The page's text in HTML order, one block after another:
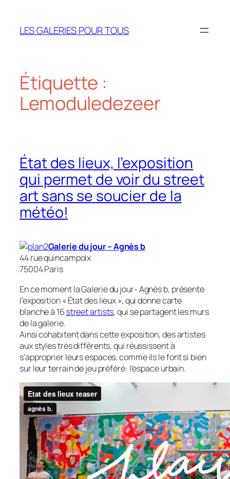
contenu
LES GALERIES POUR TOUS
Étiquette :
Lemoduledezeer
État des lieux, l’exposition
qui permet de voir du street
art sans se soucier de la
météo!
Galerie du jour – Agnès b
44 rue quincampoix
75004 Paris
En ce moment la Galerie du jour- Agnès b, présente
l’exposition « État des lieux », qui donne carte
blanche à 16 street artists, qui se partagent les murs
de la galerie.
Ainsi cohabitent dans cette exposition, des artistes
aux styles très différents, qui réussissent à
s’approprier leurs espaces, comme ils le font si bien
sur leur terrain de jeu préféré: l’espace urbain.